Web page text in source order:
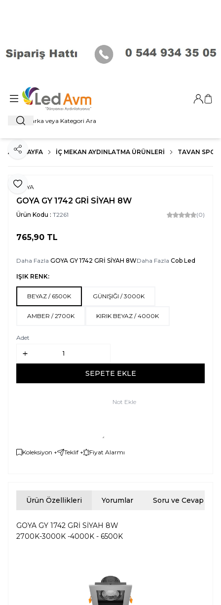
Ara
Giriş
ANA SAYFA İÇ MEKAN AYDINLATMA ÜRÜNLERI TAVAN SPOT
Favoriye Ekle
Paylaş
GOYA
GOYA GY 1742 GRİ SİYAH 8W
Ürün Kodu : T2261 (0)
765,90 TL
Daha Fazla GOYA GY 1742 GRİ SİYAH 8WDaha Fazla Cob Led
IŞIK RENK:
BEYAZ / 6500K GÜNIŞIĞI / 3000K
AMBER / 2700K KIRIK BEYAZ / 4000K
Adet
SEPETE EKLE
Not Ekle
Koleksiyon + Teklif + Fiyat Alarmı
Ürün Özellikleri Yorumlar Soru ve Cevap
GOYA GY 1742 GRİ SİYAH 8W
2700K-3000K -4000K - 6500K